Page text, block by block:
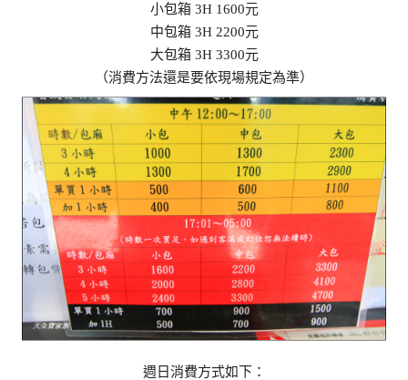
小包箱 3H 1600元
中包箱 3H 2200元
大包箱 3H 3300元
（消費方法還是要依現場規定為準）
週日消費方式如下：